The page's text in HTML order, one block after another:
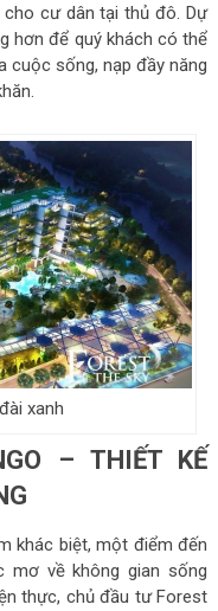
cư dân tại thủ đô. Dự
hơn để quý khách có thể
cuộc sống, nạp đầy năng
xanh
– THIẾT KẾ
khác biệt, một điểm đến
mơ về không gian sống
thực, chủ đầu tư Forest